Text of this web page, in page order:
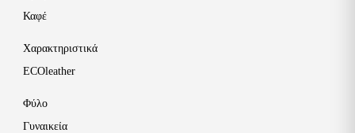
Καφέ
Χαρακτηριστικά
ECOleather
Φύλο
Γυναικεία